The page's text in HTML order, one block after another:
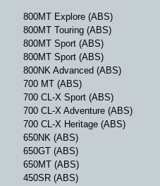
800MT Explore (ABS)
800MT Touring (ABS)
800MT Sport (ABS)
800MT Sport (ABS)
800NK Advanced (ABS)
700 MT (ABS)
700 CL-X Sport (ABS)
700 CL-X Adventure (ABS)
700 CL-X Heritage (ABS)
650NK (ABS)
650GT (ABS)
650MT (ABS)
450SR (ABS)